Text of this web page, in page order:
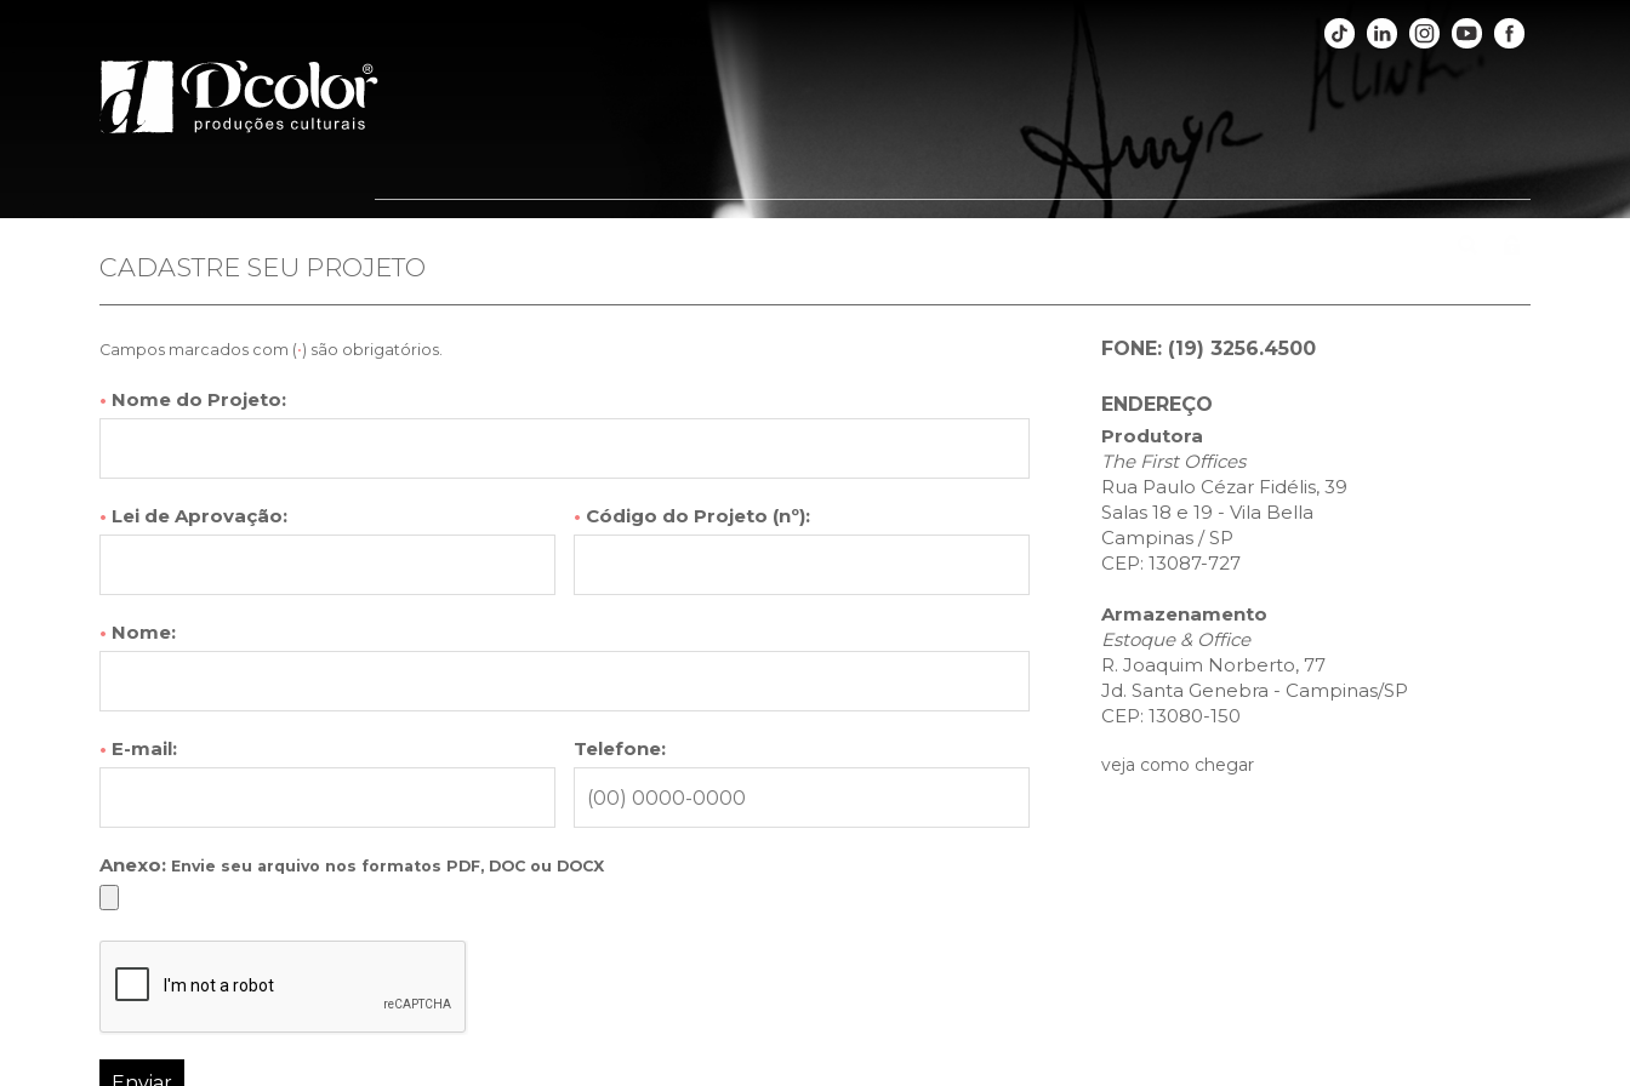
CADASTRE SEU PROJETO
Campos marcados com (•) são obrigatórios.
• Nome do Projeto:
• Lei de Aprovação: • Código do Projeto (nº):
• Nome:
• E-mail: Telefone:
Anexo: Envie seu arquivo nos formatos PDF, DOC ou DOCX
FONE: (19) 3256.4500
ENDEREÇO
Produtora
The First Offices
Rua Paulo Cézar Fidélis, 39
Salas 18 e 19 - Vila Bella
Campinas / SP
CEP: 13087-727
Armazenamento
Estoque & Office
R. Joaquim Norberto, 77
Jd. Santa Genebra - Campinas/SP
CEP: 13080-150
veja como chegar